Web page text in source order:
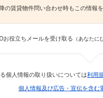
の賃貸物件問い合わせ時もこの情報
お役立ちメールを受け取る （あなた
個人情報の取り扱いについては利用
個人情報及び広告・宣伝を含む